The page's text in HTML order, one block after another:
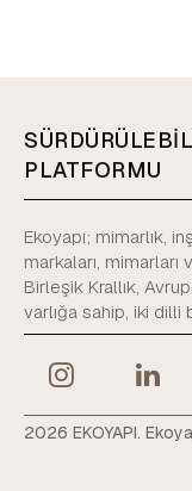
PLATFORMU
Ekoyapı; mimarlık,
markaları,
Birleşik Krallık,
varlığa sahip, iki dilli
2026 EKOYAPI.